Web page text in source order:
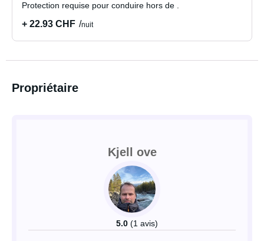
Protection requise pour conduire hors de .
+ 22.93 CHF nuit
Propriétaire
Kjell ove
5.0 (1 avis)